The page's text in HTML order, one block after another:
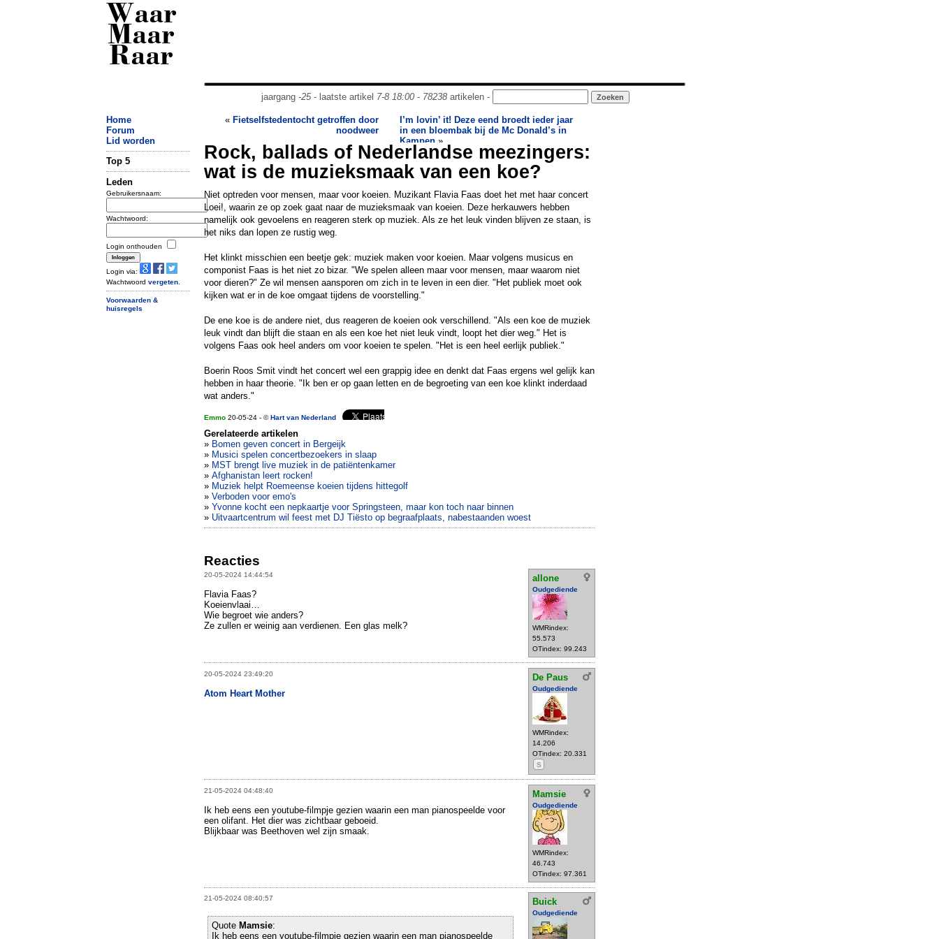
Waar
Maar
Raar
jaargang -25- laatste artikel 7-8 18:00- 78238artikelen -
Home
Forum
Lid worden
Top 5
Leden
Gebruikersnaam:
Wachtwoord:
Login onthouden
Login via:
Wachtwoord vergeten
Voorwaarden &
huisregels
« Fietselfstedentocht getroffen door
noodweer
I’m lovin’ it! Deze eend broedt ieder jaar
in een bloembak bij de Mc Donald’s in
Kampen »
Rock, ballads of Nederlandse meezingers:
wat is de muzieksmaak van een koe?
Niet optreden voor mensen, maar voor koeien. Muzikant Flavia Faas doet het met haar concert
Loei!, waarin ze op zoek gaat naar de muzieksmaak van koeien. Deze herkauwers hebben
namelijk ook gevoelens en reageren sterk op muziek. Als ze het leuk vinden blijven ze staan, is
het niks dan lopen ze rustig weg.
Het klinkt misschien een beetje gek: muziek maken voor koeien. Maar volgens musicus en
componist Faas is het niet zo bizar. "We spelen alleen maar voor mensen, maar waarom niet
voor dieren?" Ze wil mensen aansporen om zich in te leven in een dier. "Het publiek moet ook
kijken wat er in de koe omgaat tijdens de voorstelling."
De ene koe is de andere niet, dus reageren de koeien ook verschillend. "Als een koe de muziek
leuk vindt dan blijft die staan en als een koe het niet leuk vindt, loopt het dier weg." Het is
volgens Faas ook heel anders om voor koeien te spelen. "Het is een heel eerlijk publiek."
Boerin Roos Smit vindt het concert wel een grappig idee en denkt dat Faas ergens wel gelijk kan
hebben in haar theorie. "Ik ben er op gaan letten en de begroeting van een koe klinkt inderdaad
wat anders."
Emmo 20-05-24 - ©Hart van Nederland
Gerelateerde artikelen
» Bomen geven concert in Bergeijk
» Musici spelen concertbezoekers in slaap
» MST brengt live muziek in de patiëntenkamer
» Afghanistan leert rocken!
» Muziek helpt Roemeense koeien tijdens hittegolf
» Verboden voor emo's
» Yvonne kocht een nepkaartje voor Springsteen, maar kon toch naar binnen
» Uitvaartcentrum wil feest met DJ Tiësto op begraafplaats, nabestaanden woest
Reacties
20-05-2024 14:44:54 allone
Oudgediende
WMRindex:
55.573
OTindex: 99.243
Flavia Faas?
Koeienvlaai…
Wie begroet wie anders?
Ze zullen er weinig aan verdienen. Een glas melk?
20-05-2024 23:49:20 De Paus
Oudgediende
WMRindex:
14.206
OTindex: 20.331
S
Atom Heart Mother
21-05-2024 04:48:40 Mamsie
Oudgediende
WMRindex:
46.743
OTindex: 97.361
Ik heb eens een youtube-filmpje gezien waarin een man pianospeelde voor
een olifant. Het dier was zichtbaar geboeid.
Blijkbaar was Beethoven wel zijn smaak.
21-05-2024 08:40:57 Buick
Oudgediende
Quote Mamsie:
Ik heb eens een youtube-filmpje gezien waarin een man pianospeelde